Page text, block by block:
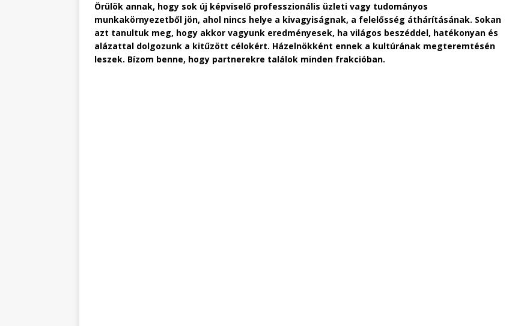
Örülök annak, hogy sok új képviselő professzionális üzleti vagy tudományos
munkakörnyezetből jön, ahol nincs helye a kivagyiságnak, a felelősség áthárításának. Sokan
azt tanultuk meg, hogy akkor vagyunk eredményesek, ha világos beszéddel, hatékonyan és
alázattal dolgozunk a kitűzött célokért. Házelnökként ennek a kultúrának megteremtésén
leszek. Bízom benne, hogy partnerekre találok minden frakcióban.